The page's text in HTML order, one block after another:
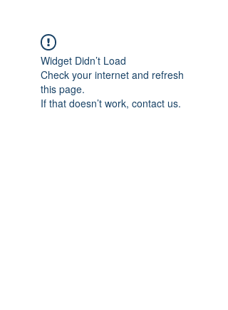
Widget Didn’t Load
Check your internet and refresh
this page.
If that doesn’t work, contact us.